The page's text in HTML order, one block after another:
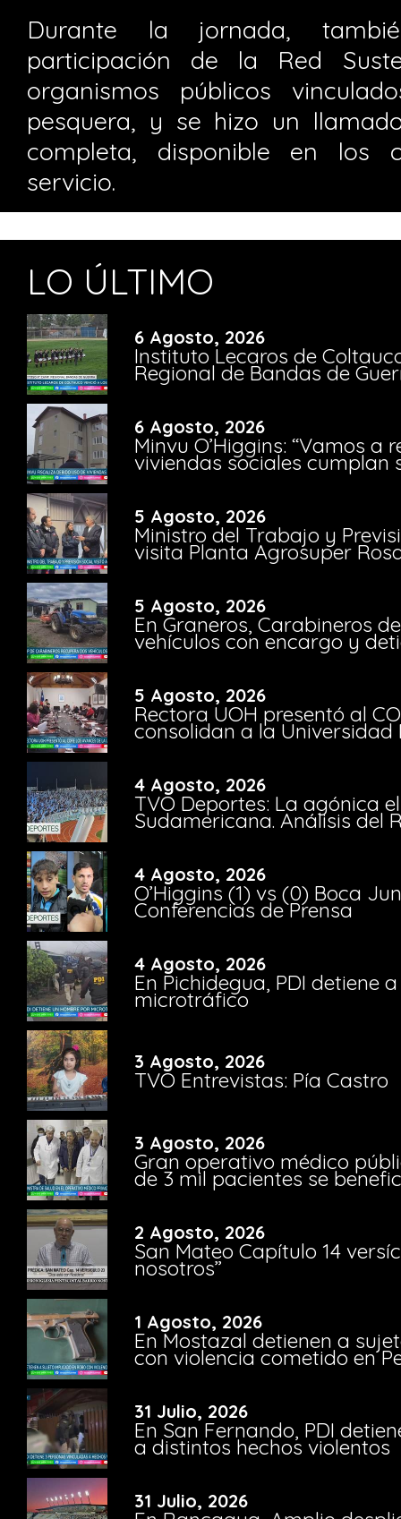
Durante la jornada,
participación de la Red
organismos públicos
pesquera, y se hizo un
completa, disponible en los
servicio.
LO ÚLTIMO
6 Agosto, 2026
Instituto Lecaros de
Regional de Bandas de
6 Agosto, 2026
Minvu O’Higgins: “Vamos a
viviendas sociales cumplan
5 Agosto, 2026
Ministro del Trabajo y
visita Planta Agrosuper
5 Agosto, 2026
En Graneros, Carabineros
vehículos con encargo y
5 Agosto, 2026
Rectora UOH presentó al
consolidan a la Universidad
4 Agosto, 2026
TVO Deportes: La agónica
Sudamericana. Análisis del
4 Agosto, 2026
O’Higgins (1) vs (0) Boca
Conferencias de Prensa
4 Agosto, 2026
En Pichidegua, PDI detiene
microtráfico
3 Agosto, 2026
TVO Entrevistas: Pía Castro
3 Agosto, 2026
Gran operativo médico
de 3 mil pacientes se
2 Agosto, 2026
San Mateo Capítulo 14
nosotros”
1 Agosto, 2026
En Mostazal detienen a
con violencia cometido en
31 Julio, 2026
En San Fernando, PDI
a distintos hechos violentos
31 Julio, 2026